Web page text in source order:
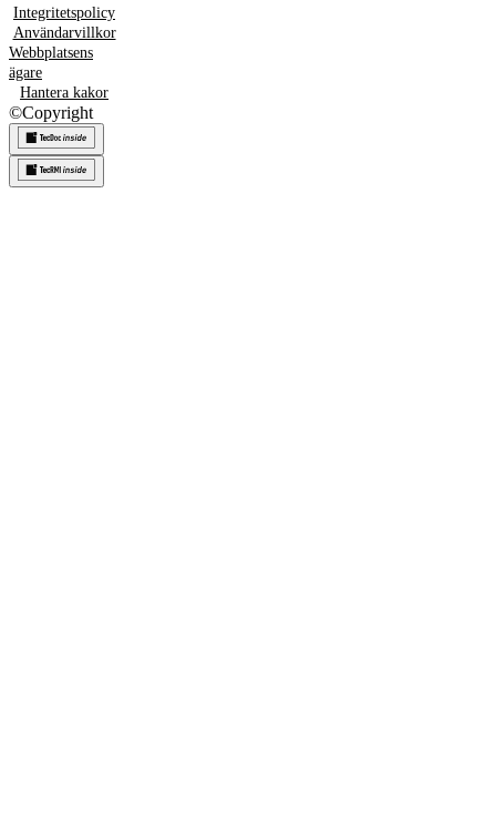
Integritetspolicy
Användarvillkor
Webbplatsens
ägare
Hantera kakor
©Copyright